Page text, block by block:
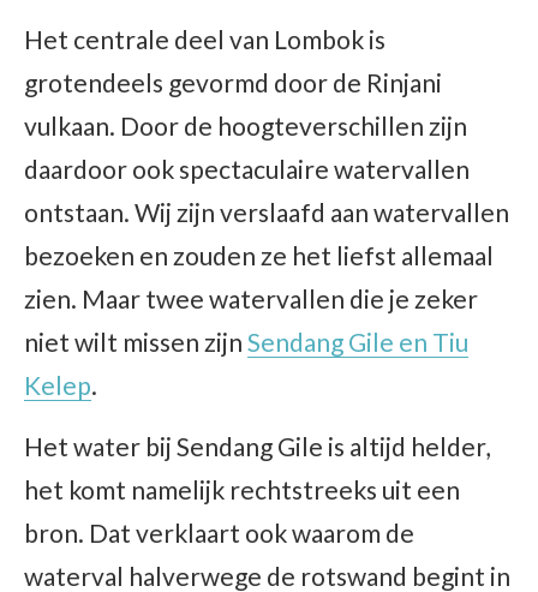
Het centrale deel van Lombok is
grotendeels gevormd door de Rinjani
vulkaan. Door de hoogteverschillen zijn
daardoor ook spectaculaire watervallen
ontstaan. Wij zijn verslaafd aan watervallen
bezoeken en zouden ze het liefst allemaal
zien. Maar twee watervallen die je zeker
niet wilt missen zijn Sendang Gile en Tiu
Kelep.
Het water bij Sendang Gile is altijd helder,
het komt namelijk rechtstreeks uit een
bron. Dat verklaart ook waarom de
waterval halverwege de rotswand begint in